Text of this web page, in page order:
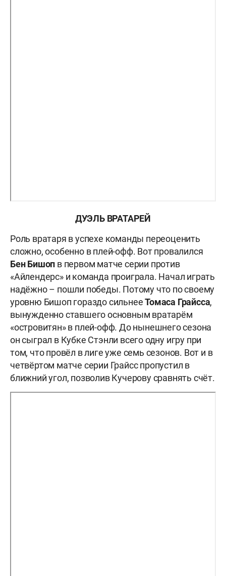
ДУЭЛЬ ВРАТАРЕЙ
Роль вратаря в успехе команды переоценить
сложно, особенно в плей-офф. Вот провалился
Бен Бишоп в первом матче серии против
«Айлендерс» и команда проиграла. Начал играть
надёжно – пошли победы. Потому что по своему
уровню Бишоп гораздо сильнееТомаса Грайсса,
вынужденно ставшего основным вратарём
«островитян» в плей-офф. До нынешнего сезона
он сыграл в Кубке Стэнли всего одну игру при
том, что провёл в лиге уже семь сезонов. Вот и в
четвёртом матче серии Грайсс пропустил в
ближний угол, позволив Кучерову сравнять счёт.